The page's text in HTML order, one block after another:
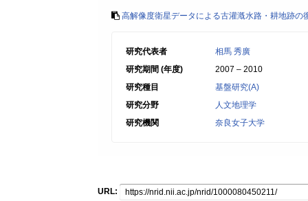
高解像度衛星データによる古灌漑水路・耕地跡の
研究代表者
相馬 秀廣
研究期間 (年度)
2007 – 2010
研究種目
基盤研究(A)
研究分野
人文地理学
研究機関
奈良女子大学
URL: